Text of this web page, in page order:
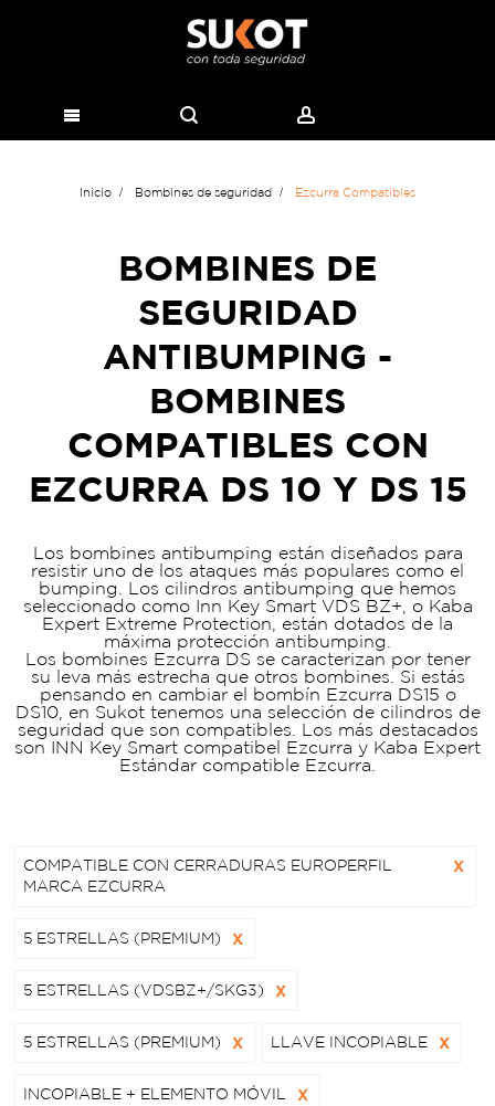
Inicio Bombines de seguridad Ezcurra Compatibles
BOMBINES DE
SEGURIDAD
ANTIBUMPING -
BOMBINES
COMPATIBLES CON
EZCURRA DS 10 Y DS 15
Los bombines antibumping están diseñados para
resistir uno de los ataques más populares como el
bumping. Los cilindros antibumping que hemos
seleccionado como Inn Key Smart VDS BZ+, o Kaba
Expert Extreme Protection, están dotados de la
máxima protección antibumping.
Los bombines Ezcurra DS se caracterizan por tener
su leva más estrecha que otros bombines. Si estás
pensando en cambiar el bombín Ezcurra DS15 o
DS10, en Sukot tenemos una selección de cilindros de
seguridad que son compatibles. Los más destacados
son INN Key Smart compatibel Ezcurra y Kaba Expert
Estándar compatible Ezcurra.
COMPATIBLE CON CERRADURAS EUROPERFIL
MARCA EZCURRA
X
5 ESTRELLAS (PREMIUM) X
5 ESTRELLAS (VDSBZ+/SKG3) X
5 ESTRELLAS (PREMIUM) X LLAVE INCOPIABLE X
INCOPIABLE + ELEMENTO MÓVIL X